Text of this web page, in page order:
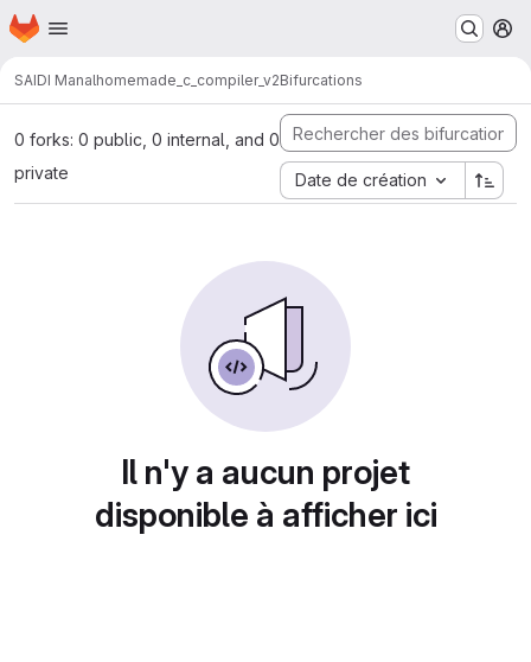
Passer au contenu principal
Page d'accueil
SAIDI Manalhomemade_c_compiler_v2Bifurcations
0 forks: 0 public, 0 internal, and 0
private
Date de création
Il n'y a aucun projet
disponible à afficher ici